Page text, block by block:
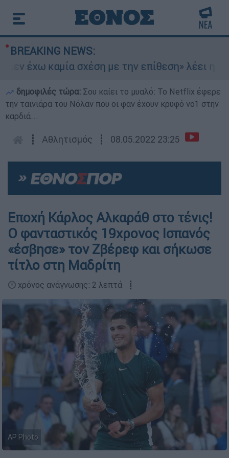
BREAKING NEWS:
έχω καμία σχέση με την επίθεση» λέει η
δημοφιλές τώρα: Σου καίει το μυαλό: Το Netflix έφερε
την ταινιάρα του Νόλαν που οι φαν έχουν κρυφό νο1 στην
καρδιά...
┋ Αθλητισμός ┋ 08.05.2022 23:25
Εποχή Κάρλος Αλκαράθ στο τένις!
Ο φανταστικός 19χρονος Ισπανός
«έσβησε» τον Ζβέρεφ και σήκωσε
τίτλο στη Μαδρίτη
🕛 χρόνος ανάγνωσης: 2 λεπτά ┋
AP Photo